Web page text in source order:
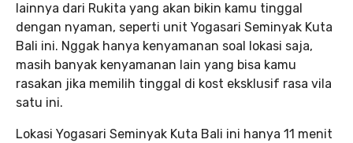
lainnya dari Rukita yang akan bikin kamu tinggal
dengan nyaman, seperti unit Yogasari Seminyak Kuta
Bali ini. Nggak hanya kenyamanan soal lokasi saja,
masih banyak kenyamanan lain yang bisa kamu
rasakan jika memilih tinggal di kost eksklusif rasa vila
satu ini.
Lokasi Yogasari Seminyak Kuta Bali ini hanya 11 menit